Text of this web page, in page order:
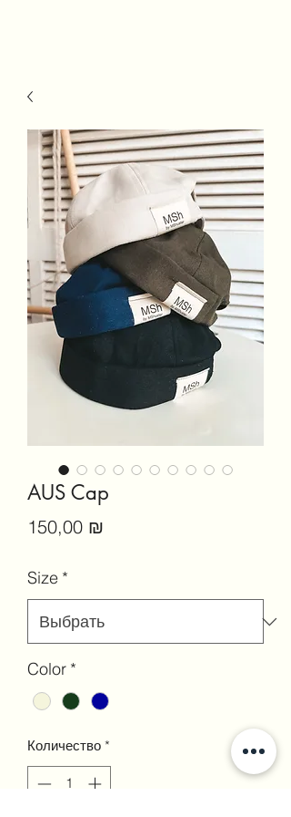
AUS Cap
150,00 ₪
Size *
Color *
Количество *